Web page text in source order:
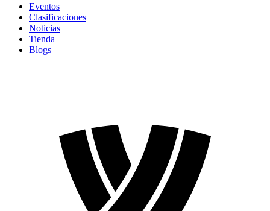
Eventos
Clasificaciones
Noticias
Tienda
Blogs